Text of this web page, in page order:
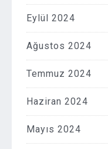
Eylül 2024
Ağustos 2024
Temmuz 2024
Haziran 2024
Mayıs 2024